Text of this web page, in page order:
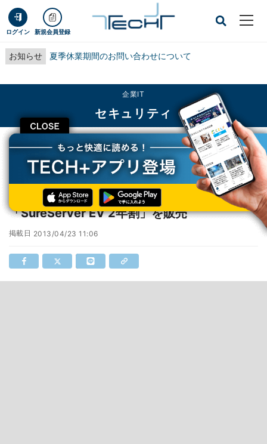
ログイン 新規会員登録
お知らせ 夏季休業期間のお問い合わせについて
CLOSE
企業IT
セキュリティ
TECH+ 企業IT
セキュリティ
サイバートラスト、費用の分割が可能な「SureServer EV 2年割」を販売
サイバートラスト、費用の分割が可能な
「SureServer EV 2年割」を販売
掲載日 2013/04/23 11:06